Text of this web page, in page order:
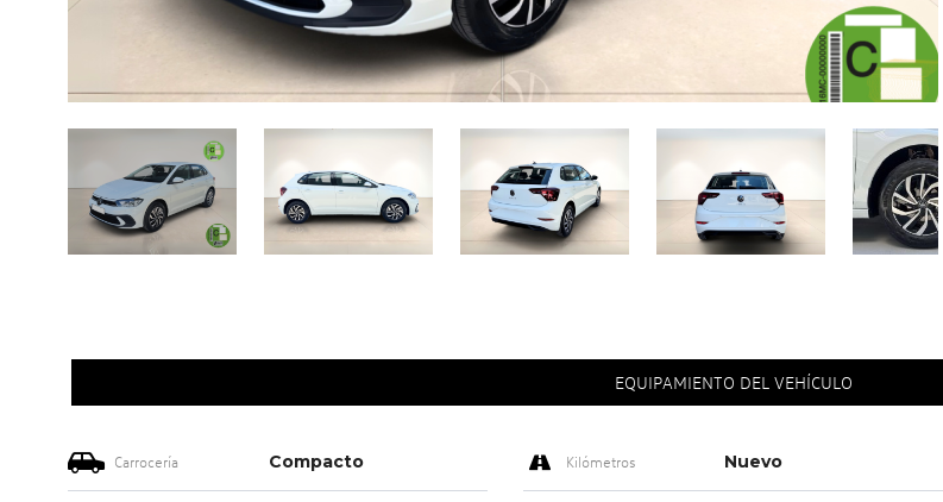
EQUIPAMIENTO DEL VEHÍCULO
Carrocería Compacto Kilómetros Nuevo